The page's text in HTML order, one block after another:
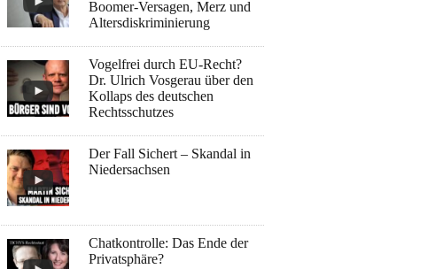
Boomer-Versagen, Merz und
Altersdiskriminierung
Vogelfrei durch EU-Recht?
Dr. Ulrich Vosgerau über den
Kollaps des deutschen
Rechtsschutzes
Der Fall Sichert – Skandal in
Niedersachsen
Chatkontrolle: Das Ende der
Privatsphäre?